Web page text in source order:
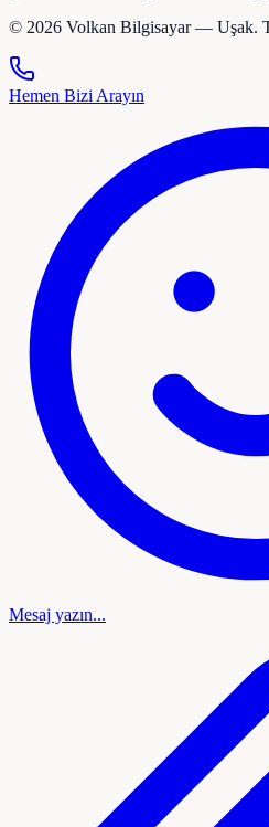
© 2026 Volkan Bilgisayar — Uşak.
Hemen Bizi Arayın
Mesaj yazın...